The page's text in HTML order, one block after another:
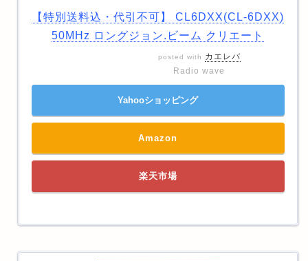
【特別送料込・代引不可】 CL6DXX(CL-6DXX)
50MHz ロングジョン.ビーム クリエート
posted with
カエレバ
Radio wave
Yahooショッピング
Amazon
楽天市場